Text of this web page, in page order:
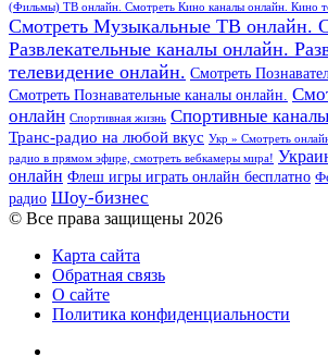
(Фильмы) ТВ онлайн. Смотреть Кино каналы онлайн. Кино
Смотреть Музыкальные ТВ онлайн.
Развлекательные каналы онлайн.
телевидение онлайн. Смотреть
Смотреть Познавательные каналы онлайн.
онлайн Спортивная жизнь Спортивные
Транс-радио на любой вкус Укр » Смотреть
радио в прямом эфире, смотреть вебкамеры мира!
онлайн Флеш игры играть онлайн бесплатно
радио Шоу-бизнес
© Все права защищены 2026
Карта сайта
Обратная связь
О сайте
Политика конфиденциальности